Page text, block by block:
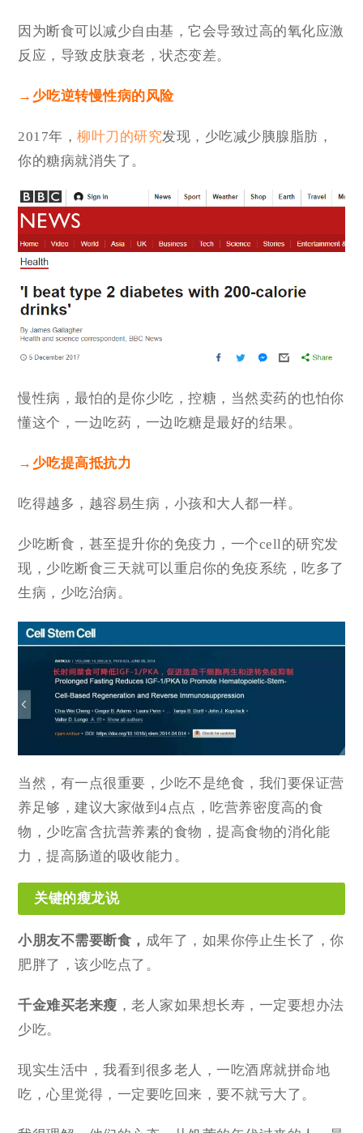
因为断食可以减少自由基，它会导致过高的氧化应激
反应，导致皮肤衰老，状态变差。
→少吃逆转慢性病的风险
2017年，柳叶刀的研究发现，少吃减少胰腺脂肪，
你的糖病就消失了。
慢性病，最怕的是你少吃，控糖，当然卖药的也怕你
懂这个，一边吃药，一边吃糖是最好的结果。
→少吃提高抵抗力
吃得越多，越容易生病，小孩和大人都一样。
少吃断食，甚至提升你的免疫力，一个cell的研究发
现，少吃断食三天就可以重启你的免疫系统，吃多了
生病，少吃治病。
当然，有一点很重要，少吃不是绝食，我们要保证营
养足够，建议大家做到4点点，吃营养密度高的食
物，少吃富含抗营养素的食物，提高食物的消化能
力，提高肠道的吸收能力。
关键的瘦龙说
小朋友不需要断食， 成年了，如果你停止生长了，你
肥胖了，该少吃点了。
千金难买老来瘦 ，老人家如果想长寿，一定要想办法
少吃。
现实生活中，我看到很多老人，一吃酒席就拼命地
吃，心里觉得，一定要吃回来，要不就亏大了。